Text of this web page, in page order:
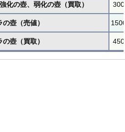
化の壺、弱化の壺（買取）
壺（売値）
壺（買取）